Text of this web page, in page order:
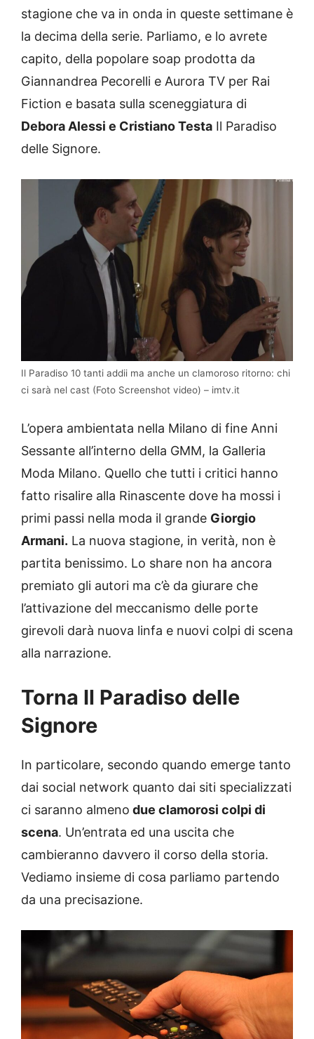
stagione che va in onda in queste settimane è
la decima della serie. Parliamo, e lo avrete
capito, della popolare soap prodotta da
Giannandrea Pecorelli e Aurora TV per Rai
Fiction e basata sulla sceneggiatura di
Debora Alessi e Cristiano Testa Il Paradiso
delle Signore.
Il Paradiso 10 tanti addii ma anche un clamoroso ritorno: chi
ci sarà nel cast (Foto Screenshot video) – imtv.it
L’opera ambientata nella Milano di fine Anni
Sessante all’interno della GMM, la Galleria
Moda Milano. Quello che tutti i critici hanno
fatto risalire alla Rinascente dove ha mossi i
primi passi nella moda il grande Giorgio
Armani. La nuova stagione, in verità, non è
partita benissimo. Lo share non ha ancora
premiato gli autori ma c’è da giurare che
l’attivazione del meccanismo delle porte
girevoli darà nuova linfa e nuovi colpi di scena
alla narrazione.
Torna Il Paradiso delle
Signore
In particolare, secondo quando emerge tanto
dai social network quanto dai siti specializzati
ci saranno almeno due clamorosi colpi di
scena. Un’entrata ed una uscita che
cambieranno davvero il corso della storia.
Vediamo insieme di cosa parliamo partendo
da una precisazione.